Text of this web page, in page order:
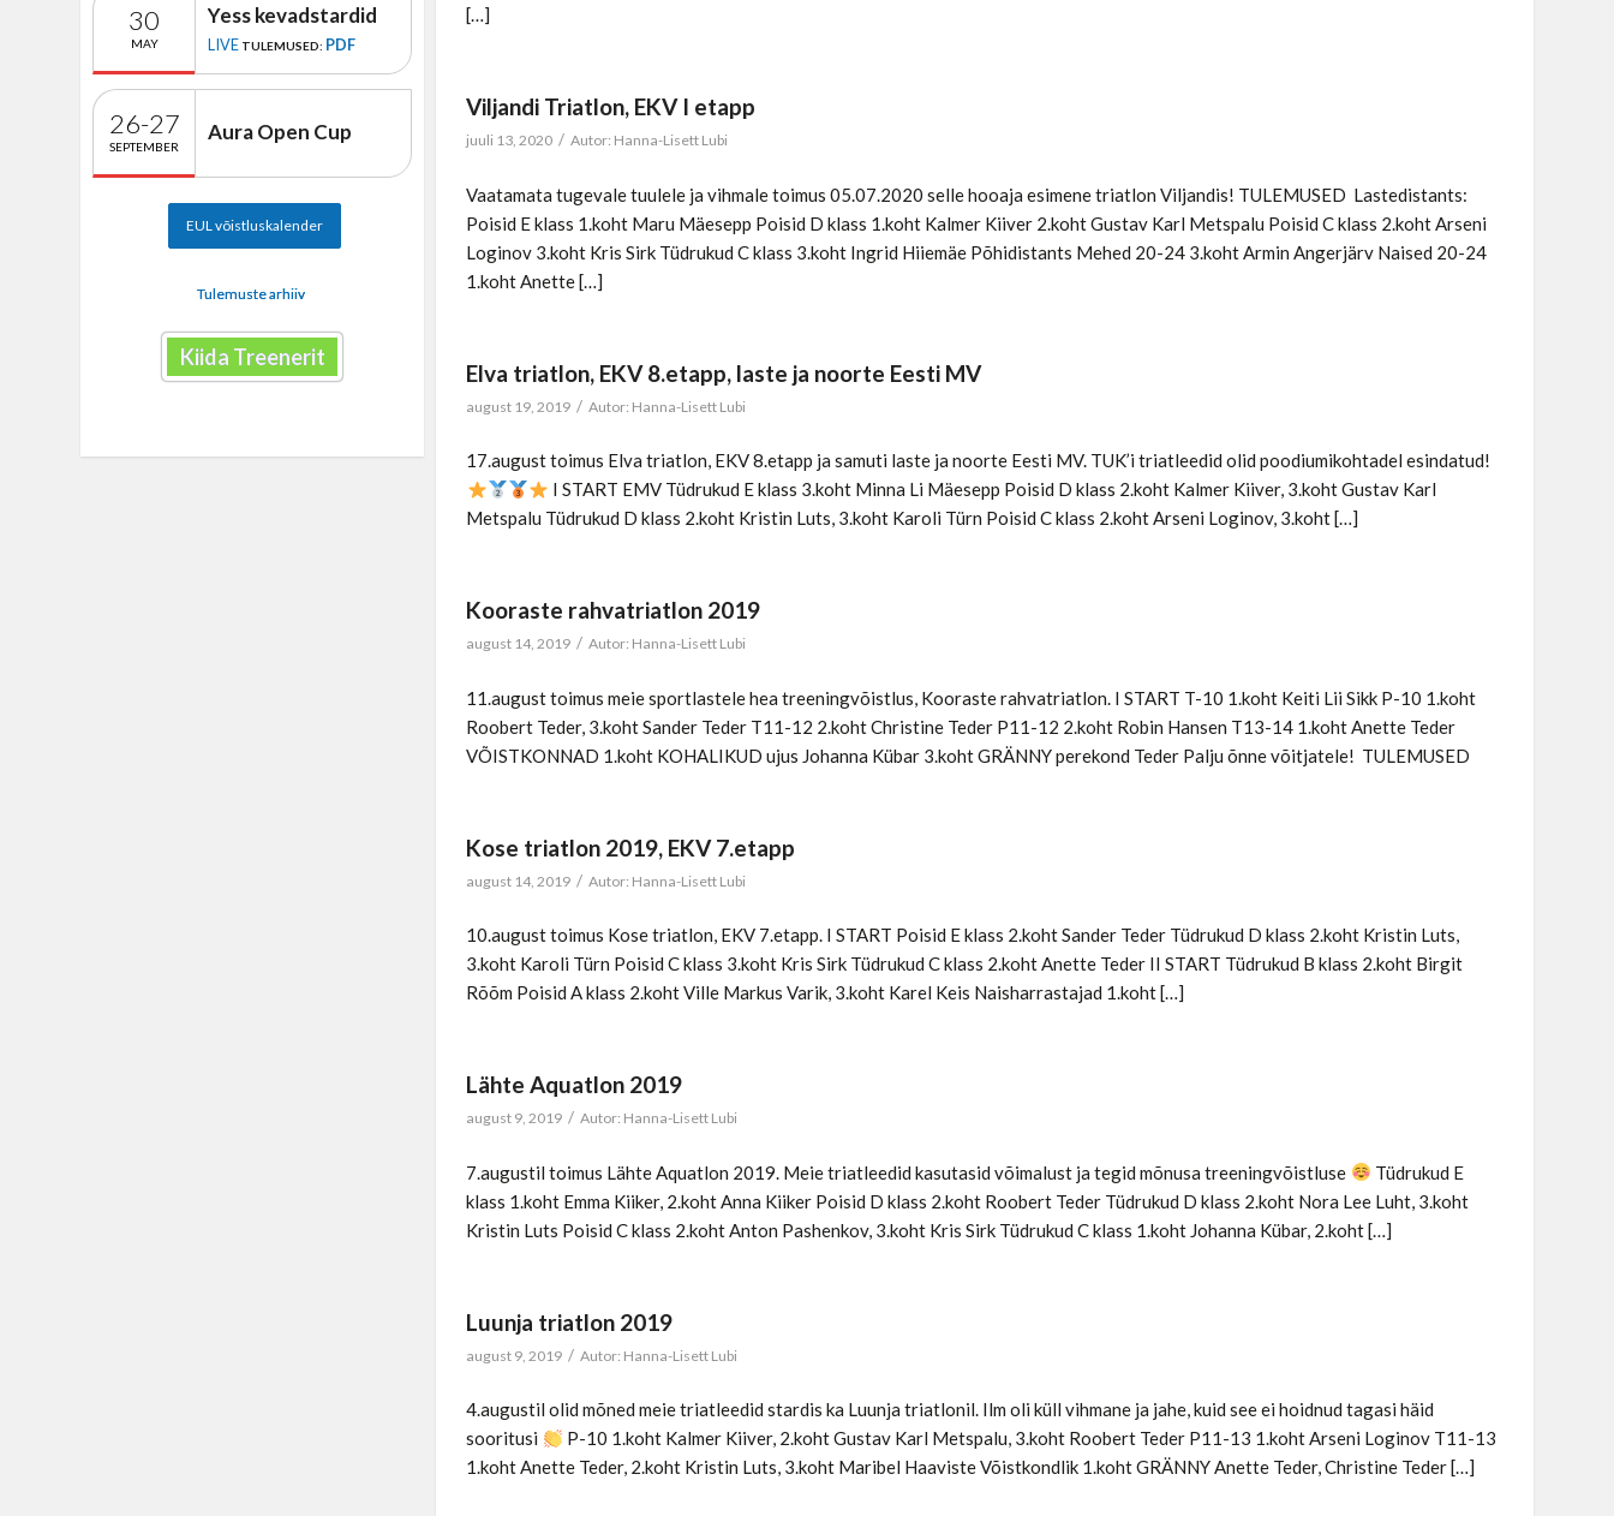
[…]
Viljandi Triatlon, EKV I etapp
juuli 13, 2020 / Autor: Hanna-Lisett Lubi
Vaatamata tugevale tuulele ja vihmale toimus 05.07.2020 selle hooaja esimene triatlon Viljandis! TULEMUSED Lastedistants:
Poisid E klass 1.koht Maru Mäesepp Poisid D klass 1.koht Kalmer Kiiver 2.koht Gustav Karl Metspalu Poisid C klass 2.koht Arseni
Loginov 3.koht Kris Sirk Tüdrukud C klass 3.koht Ingrid Hiiemäe Põhidistants Mehed 20-24 3.koht Armin Angerjärv Naised 20-24
1.koht Anette […]
Elva triatlon, EKV 8.etapp, laste ja noorte Eesti MV
august 19, 2019 / Autor: Hanna-Lisett Lubi
17.august toimus Elva triatlon, EKV 8.etapp ja samuti laste ja noorte Eesti MV. TUK’i triatleedid olid poodiumikohtadel esindatud!
I START EMV Tüdrukud E klass 3.koht Minna Li Mäesepp Poisid D klass 2.koht Kalmer Kiiver, 3.koht Gustav Karl
Metspalu Tüdrukud D klass 2.koht Kristin Luts, 3.koht Karoli Türn Poisid C klass 2.koht Arseni Loginov, 3.koht […]
Kooraste rahvatriatlon 2019
august 14, 2019 / Autor: Hanna-Lisett Lubi
11.august toimus meie sportlastele hea treeningvõistlus, Kooraste rahvatriatlon. I START T-10 1.koht Keiti Lii Sikk P-10 1.koht
Roobert Teder, 3.koht Sander Teder T11-12 2.koht Christine Teder P11-12 2.koht Robin Hansen T13-14 1.koht Anette Teder
VÕISTKONNAD 1.koht KOHALIKUD ujus Johanna Kübar 3.koht GRÄNNY perekond Teder Palju õnne võitjatele! TULEMUSED
Kose triatlon 2019, EKV 7.etapp
august 14, 2019 / Autor: Hanna-Lisett Lubi
10.august toimus Kose triatlon, EKV 7.etapp. I START Poisid E klass 2.koht Sander Teder Tüdrukud D klass 2.koht Kristin Luts,
3.koht Karoli Türn Poisid C klass 3.koht Kris Sirk Tüdrukud C klass 2.koht Anette Teder II START Tüdrukud B klass 2.koht Birgit
Rõõm Poisid A klass 2.koht Ville Markus Varik, 3.koht Karel Keis Naisharrastajad 1.koht […]
Lähte Aquatlon 2019
august 9, 2019 / Autor: Hanna-Lisett Lubi
7.augustil toimus Lähte Aquatlon 2019. Meie triatleedid kasutasid võimalust ja tegid mõnusa treeningvõistluse
Tüdrukud E
klass 1.koht Emma Kiiker, 2.koht Anna Kiiker Poisid D klass 2.koht Roobert Teder Tüdrukud D klass 2.koht Nora Lee Luht, 3.koht
Kristin Luts Poisid C klass 2.koht Anton Pashenkov, 3.koht Kris Sirk Tüdrukud C klass 1.koht Johanna Kübar, 2.koht […]
Luunja triatlon 2019
august 9, 2019 / Autor: Hanna-Lisett Lubi
4.augustil olid mõned meie triatleedid stardis ka Luunja triatlonil. Ilm oli küll vihmane ja jahe, kuid see ei hoidnud tagasi häid
sooritusi
P-10 1.koht Kalmer Kiiver, 2.koht Gustav Karl Metspalu, 3.koht Roobert Teder P11-13 1.koht Arseni Loginov T11-13
1.koht Anette Teder, 2.koht Kristin Luts, 3.koht Maribel Haaviste Võistkondlik 1.koht GRÄNNY Anette Teder, Christine Teder […]
30
MAY
Yess kevadstardid
LIVE TULEMUSED: PDF
26-27
SEPTEMBER
Aura Open Cup
EUL võistluskalender
Tulemuste arhiiv
Kiida Treenerit